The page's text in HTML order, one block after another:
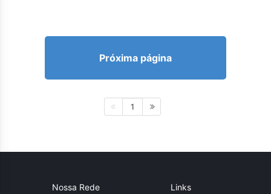
Próxima página
1
Nossa Rede Links